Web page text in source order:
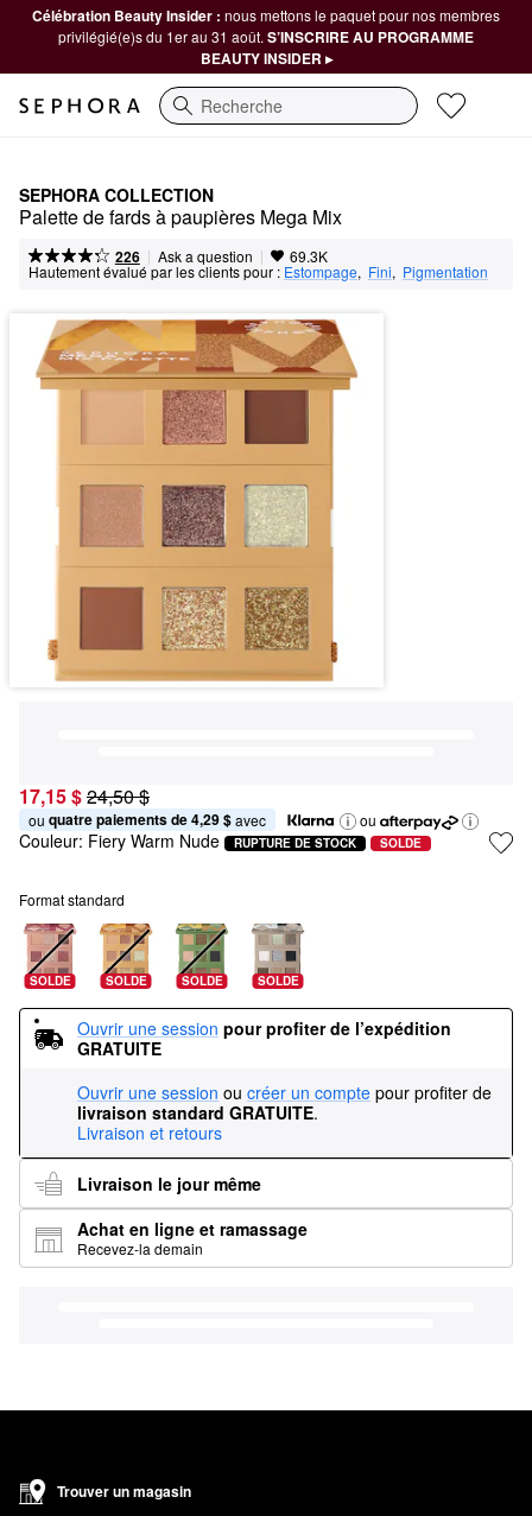
Célébration Beauty Insider : nous mettons le paquet pour nos membres
privilégié(e)s du 1er au 31 août. S’INSCRIRE AU PROGRAMME
BEAUTY INSIDER ▸
Recherche
SEPHORA COLLECTION
Palette de fards à paupières Mega Mix
226 | Ask a question | 69.3K
Hautement évalué par les clients pour : Estompage, Fini, Pigmentation
17,15 $24,50 $
ou quatre paiements de 4,29 $ avec ou
Couleur: Fiery Warm Nude RUPTURE DE STOCK SOLDE
Format standard
SOLDE SOLDE SOLDE SOLDE
Ouvrir une session pour profiter de l’expédition
GRATUITE
Ouvrir une session ou créer un compte pour profiter de
livraison standard GRATUITE.
Livraison et retours
Livraison le jour même
Achat en ligne et ramassage
Recevez-la demain
Trouver un magasin